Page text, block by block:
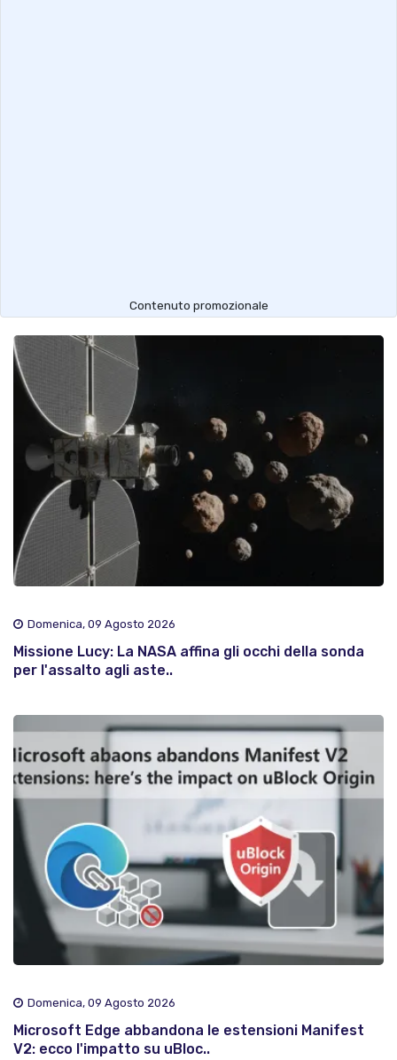
Contenuto promozionale
Domenica, 09 Agosto 2026
Missione Lucy: La NASA affina gli occhi della sonda
per l'assalto agli aste..
Domenica, 09 Agosto 2026
Microsoft Edge abbandona le estensioni Manifest
V2: ecco l'impatto su uBloc..